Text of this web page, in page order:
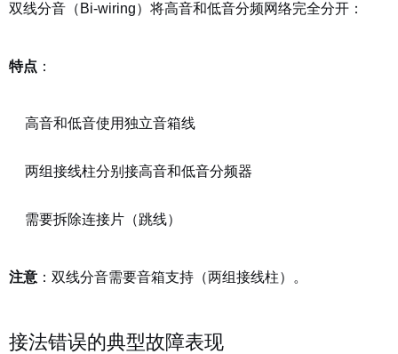
双线分音（Bi-wiring）将高音和低音分频网络完全分开：
特点 ：
高音和低音使用独立音箱线
两组接线柱分别接高音和低音分频器
需要拆除连接片（跳线）
注意 ：双线分音需要音箱支持（两组接线柱）。
接法错误的典型故障表现